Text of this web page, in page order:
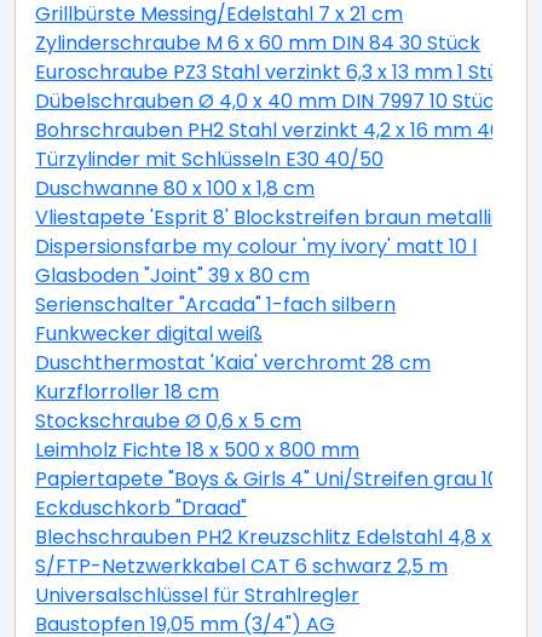
Grillbürste Messing/Edelstahl 7 x 21 cm
Zylinderschraube M 6 x 60 mm DIN 84 30 Stück
Euroschraube PZ3 Stahl verzinkt 6,3 x 13 mm 1 Stück
Dübelschrauben Ø 4,0 x 40 mm DIN 7997 10 Stück
Bohrschrauben PH2 Stahl verzinkt 4,2 x 16 mm 40
Türzylinder mit Schlüsseln E30 40/50
Duschwanne 80 x 100 x 1,8 cm
Vliestapete 'Esprit 8' Blockstreifen braun metallic
Dispersionsfarbe my colour 'my ivory' matt 10 l
Glasboden "Joint" 39 x 80 cm
Serienschalter "Arcada" 1-fach silbern
Funkwecker digital weiß
Duschthermostat 'Kaia' verchromt 28 cm
Kurzflorroller 18 cm
Stockschraube Ø 0,6 x 5 cm
Leimholz Fichte 18 x 500 x 800 mm
Papiertapete "Boys & Girls 4" Uni/Streifen grau 10,05
Eckduschkorb "Draad"
Blechschrauben PH2 Kreuzschlitz Edelstahl 4,8 x 19
S/FTP-Netzwerkkabel CAT 6 schwarz 2,5 m
Universalschlüssel für Strahlregler
Baustopfen 19,05 mm (3/4") AG